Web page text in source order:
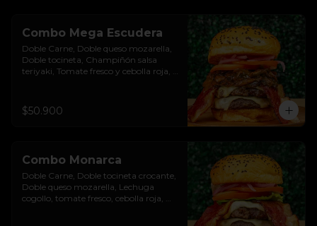
Combo Mega Escudera
Doble Carne, Doble queso mozarella,
Doble tocineta, Champiñón salsa
teriyaki, Tomate fresco y cebolla roja,
$50.900
Combo Monarca
Doble Carne, Doble tocineta crocante,
Doble queso mozarella, Lechuga
cogollo, tomate fresco, cebolla roja,